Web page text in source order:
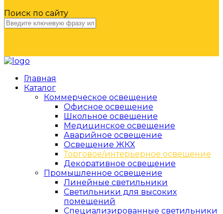
Поиск по сайту
Главная
Каталог
Коммерческое освещение
Офисное освещение
Школьное освещение
Медицинское освещение
Аварийное освещение
Освещение ЖКХ
Торговое/интерьерное освещение
Декоративное освещение
Промышленное освещение
Линейные светильники
Светильники для высоких
помещений
Специализированные светильники